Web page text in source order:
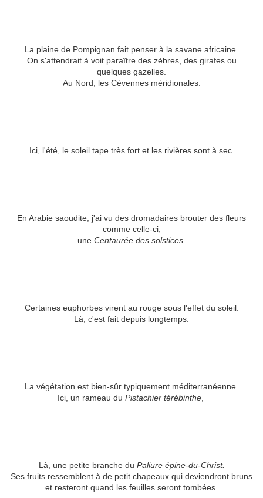
La plaine de Pompignan fait penser à la savane africaine.
On s'attendrait à voit paraître des zèbres, des girafes ou
quelques gazelles.
Au Nord, les Cévennes méridionales.
Ici, l'été, le soleil tape très fort et les rivières sont à sec.
En Arabie saoudite, j'ai vu des dromadaires brouter des fleurs
comme celle-ci,
une Centaurée des solstices
Certaines euphorbes virent au rouge sous l'effet du soleil.
Là, c'est fait depuis longtemps.
La végétation est bien-sûr typiquement méditerranéenne.
Ici, un rameau du Pistachier térébinthe,
Là, une petite branche du Paliure épine-du-Christ.
Ses fruits ressemblent à de petit chapeaux qui deviendront bruns
et resteront quand les feuilles seront tombées.